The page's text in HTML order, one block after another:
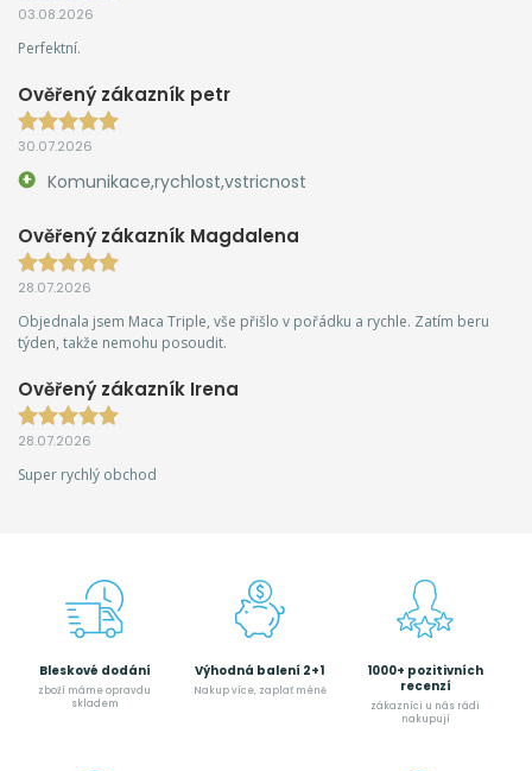
03.08.2026
Perfektní.
Ověřený zákazník petr
30.07.2026
Komunikace,rychlost,vstricnost
Ověřený zákazník Magdalena
28.07.2026
Objednala jsem Maca Triple, vše přišlo v pořádku a rychle. Zatím beru
týden, takže nemohu posoudit.
Ověřený zákazník Irena
28.07.2026
Super rychlý obchod
Bleskové dodání
zboží máme opravdu
skladem
Výhodná balení 2+1
Nakup více, zaplať méně
1000+ pozitivních
recenzí
zákazníci u nás rádi
nakupují